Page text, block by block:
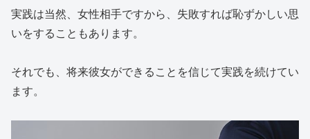
実践は当然、女性相手ですから、失敗すれば恥ずかしい思
いをすることもあります。
それでも、将来彼女ができることを信じて実践を続けてい
ます。